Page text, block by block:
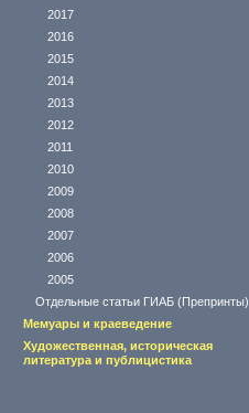
2017
2016
2015
2014
2013
2012
2011
2010
2009
2008
2007
2006
2005
Отдельные статьи ГИАБ (Препринты)
Мемуары и краеведение
Художественная, историческая
литература и публицистика